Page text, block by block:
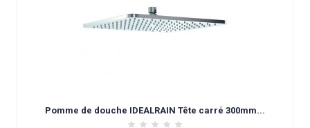
Pomme de douche IDEALRAIN Tête carré 300mm...